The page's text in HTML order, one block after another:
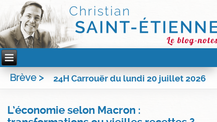
Brève > 24H Carrouër du lundi 20 juillet 2026
L’économie selon Macron :